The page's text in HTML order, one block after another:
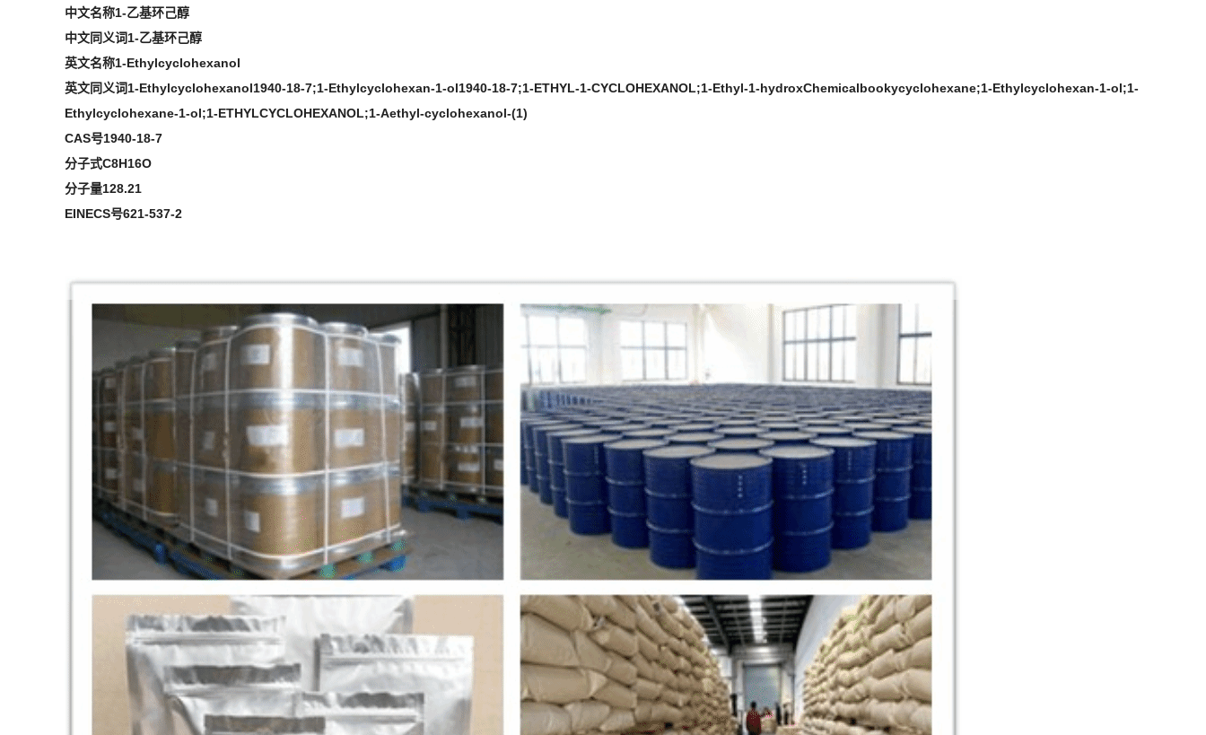
中文名称1-乙基环己醇
中文同义词1-乙基环己醇
英文名称1-Ethylcyclohexanol
英文同义词1-Ethylcyclohexanol1940-18-7;1-Ethylcyclohexan-1-ol1940-18-7;1-ETHYL-1-CYCLOHEXANOL;1-Ethyl-1-hydroxChemicalbookycyclohexane;1-Ethylcyclohexan-1-ol;1-
Ethylcyclohexane-1-ol;1-ETHYLCYCLOHEXANOL;1-Aethyl-cyclohexanol-(1)
CAS号1940-18-7
分子式C8H16O
分子量128.21
EINECS号621-537-2